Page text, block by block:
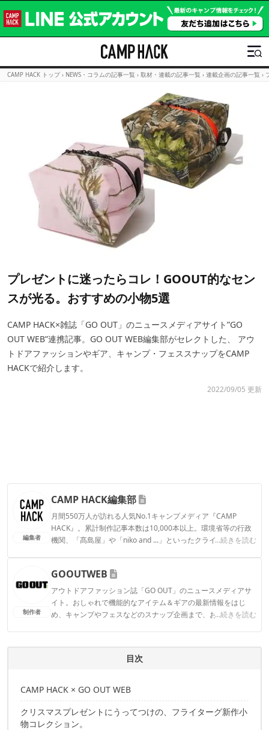
CAMP HACK トップ › NEWS・コラムの記事一覧 › 取材・連載の記事一覧 › 連載企画の記事一覧 ›
プレゼントに迷ったらコレ！GOOUT的なセン
スが光る。おすすめの小物5選
CAMP HACK×雑誌「GO OUT」のニュースメディアサイト”GO
OUT WEB”連携記事。GO OUT WEB編集部がセレクトした、 アウ
トドアファッションやギア、キャンプ・フェススナップをCAMP
HACKで紹介します。
2022/09/05 更新
編集者
CAMP HACK編集部
月間550万人が訪れる人気No.1キャンプメディア『CAMP
HACK』。累計制作記事本数は10,000本以上。環境省等の行政
機関、「髙島屋」や「niko and ...」といったクライアントとの
...続きを読む
CAMP HACK編集部のプロフィール
制作者
GOOUTWEB
アウトドアファッション誌「GO OUT」のニュースメディアサ
イト。おしゃれで機能的なアイテム＆ギアの最新情報をはじ
め、キャンプやフェスなどのスナップ企画まで、おしゃれに自
...続きを読む
目次
CAMP HACK × GO OUT WEB
クリスマスプレゼントにうってつけの、フライターグ新作小
物コレクション。